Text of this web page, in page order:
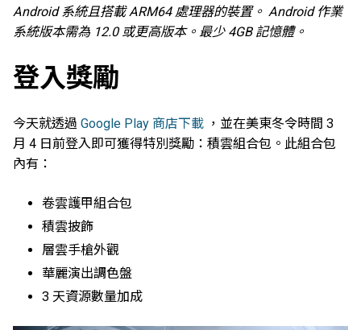
Android 系統且搭載 ARM64 處理器的裝置。 Android 作業
系統版本需為 12.0 或更高版本。最少 4GB 記憶體。
登入獎勵
今天就透過 Google Play 商店下載 ，並在美東冬令時間 3
月 4 日前登入即可獲得特別獎勵：積雲組合包。此組合包
內有：
卷雲護甲組合包
積雲披飾
層雲手槍外觀
華麗演出調色盤
3 天資源數量加成